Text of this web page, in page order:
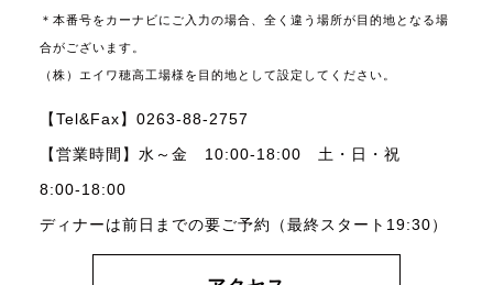
＊本番号をカーナビにご入力の場合、全く違う場所が目的地となる場
合がございます。
（株）エイワ穂高工場様を目的地として設定してください。
【Tel&Fax】0263-88-2757
【営業時間】水～金 10:00-18:00 土・日・祝
8:00-18:00
ディナーは前日までの要ご予約（最終スタート19:30）